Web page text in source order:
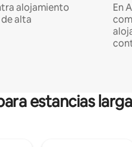
alojamiento
alta
En
estancias